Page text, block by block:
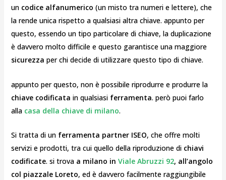
un codice alfanumerico (un misto tra numeri e lettere), che
la rende unica rispetto a qualsiasi altra chiave. appunto per
questo, essendo un tipo particolare di chiave, la duplicazione
è davvero molto difficile e questo garantisce una maggiore
sicurezza per chi decide di utilizzare questo tipo di chiave.
appunto per questo, non è possibile riprodurre e produrre la
chiave codificata in qualsiasi ferramenta. però puoi farlo
alla casa della chiave di milano.
Si tratta di un ferramenta partner ISEO, che offre molti
servizi e prodotti, tra cui quello della riproduzione di chiavi
codificate. si trova a milano in Viale Abruzzi 92, all’angolo
col piazzale Loreto, ed è davvero facilmente raggiungibile